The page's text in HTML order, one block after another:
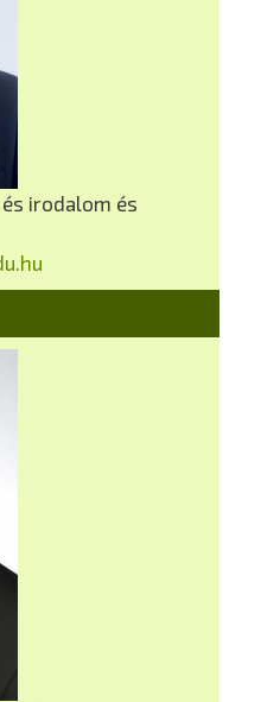
irodalom és